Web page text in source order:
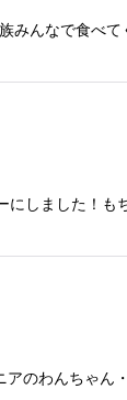
みんなで食べて
しました！も
アのわんちゃん